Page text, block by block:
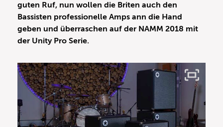
guten Ruf, nun wollen die Briten auch den
Bassisten professionelle Amps ann die Hand
geben und überraschen auf der NAMM 2018 mit
der Unity Pro Serie.